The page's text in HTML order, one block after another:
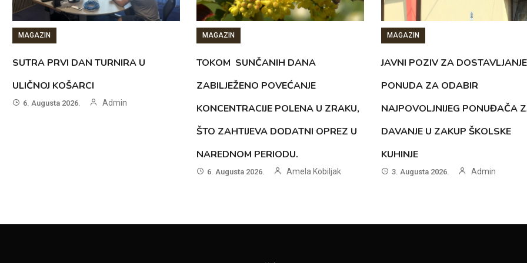
MAGAZIN
SUTRA PRVI DAN TURNIRA U
ULIČNOJ KOŠARCI
6. Augusta 2026. Admin
MAGAZIN
TOKOM SUNČANIH DANA
ZABILJEŽENO POVEĆANJE
KONCENTRACIJE POLENA U ZRAKU,
ŠTO ZAHTIJEVA DODATNI OPREZ U
NAREDNOM PERIODU.
6. Augusta 2026. Amela Kobiljak
MAGAZIN
JAVNI POZIV ZA DOSTAVLJANJE
PONUDA ZA ODABIR
NAJPOVOLJNIJEG PONUĐAČA
DAVANJE U ZAKUP ŠKOLSKE
KUHINJE
3. Augusta 2026. Admin